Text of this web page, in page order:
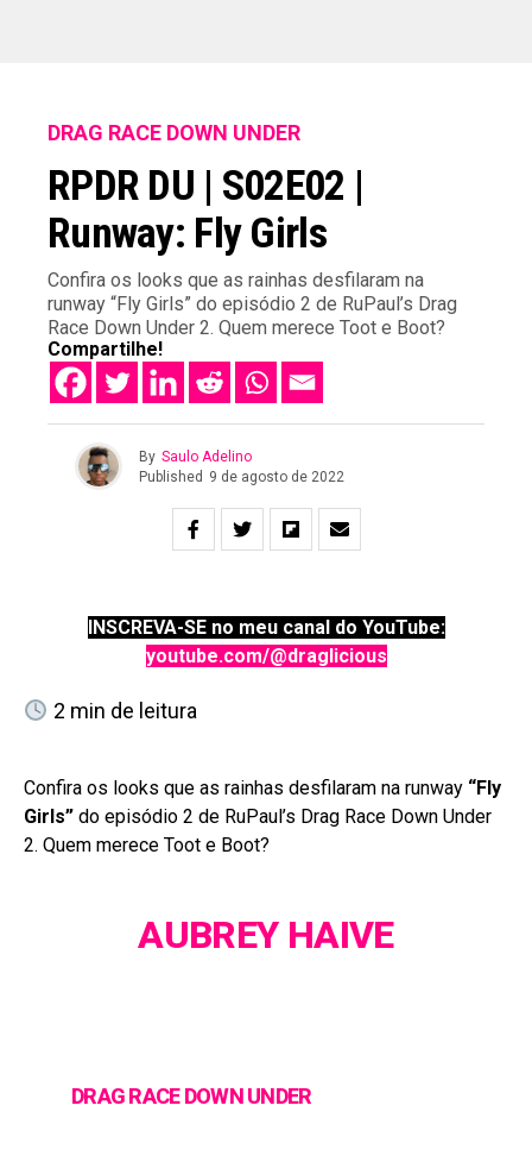
DRAG RACE DOWN UNDER
RPDR DU | S02E02 |
Runway: Fly Girls
Confira os looks que as rainhas desfilaram na
runway “Fly Girls” do episódio 2 de RuPaul’s Drag
Race Down Under 2. Quem merece Toot e Boot?
Compartilhe!
By Saulo Adelino
Published 9 de agosto de 2022
INSCREVA-SE no meu canal do YouTube:
youtube.com/@draglicious
2 min de leitura
Confira os looks que as rainhas desfilaram na runway “Fly
Girls” do episódio 2 de RuPaul’s Drag Race Down Under
2. Quem merece Toot e Boot?
AUBREY HAIVE
DRAG RACE DOWN UNDER